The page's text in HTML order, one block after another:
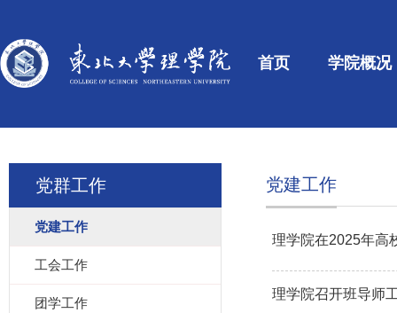
首页 学院概况
党群工作
党建工作
工会工作
团学工作
党建工作
理学院在2025年高
理学院召开班导师